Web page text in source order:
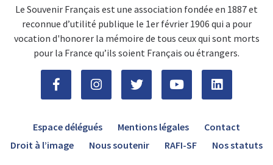
Le Souvenir Français est une association fondée en 1887 et
reconnue d’utilité publique le 1er février 1906 qui a pour
vocation d'honorer la mémoire de tous ceux qui sont morts
pour la France qu’ils soient Français ou étrangers.
Espace délégués Mentions légales
Contact
Droit à l’image
Nous soutenir RAFI-SF Nos statuts